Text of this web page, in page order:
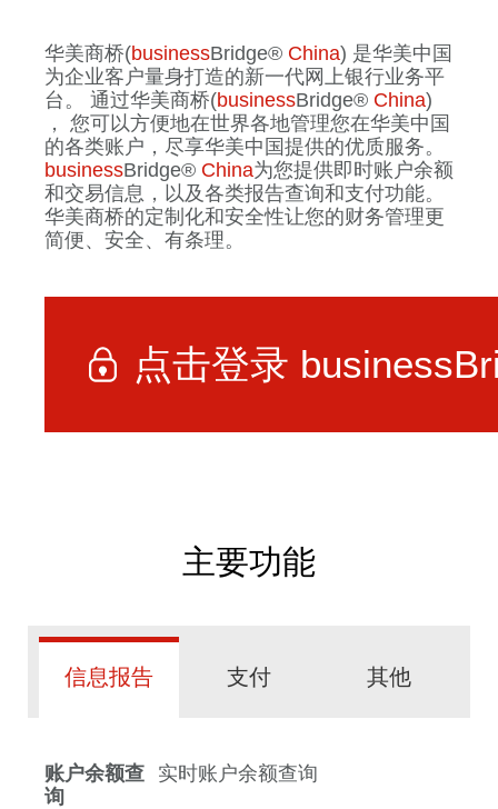
华美商桥(businessBridge® China) 是华美中国
为企业客户量身打造的新一代网上银行业务平
台。 通过华美商桥(businessBridge® China)
， 您可以方便地在世界各地管理您在华美中国
的各类账户，尽享华美中国提供的优质服务。
businessBridge® China为您提供即时账户余额
和交易信息，以及各类报告查询和支付功能。
华美商桥的定制化和安全性让您的财务管理更
简便、安全、有条理。
点击登录 business
主要功能
信息报告 支付 其他
账户余额查
询
实时账户余额查询